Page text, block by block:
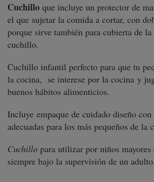
Cuchillo que incluye un protector de
el que sujetar la comida a cortar, con
porque sirve también para cubierta de
cuchillo.
Cuchillo infantil perfecto para que tu
la cocina, se interese por la cocina y
buenos hábitos alimenticios.
Incluye empaque de cuidado diseño con
adecuadas para los más pequeños de la
Cuchillo para utilizar por niños mayores
siempre bajo la supervisión de un adulto.